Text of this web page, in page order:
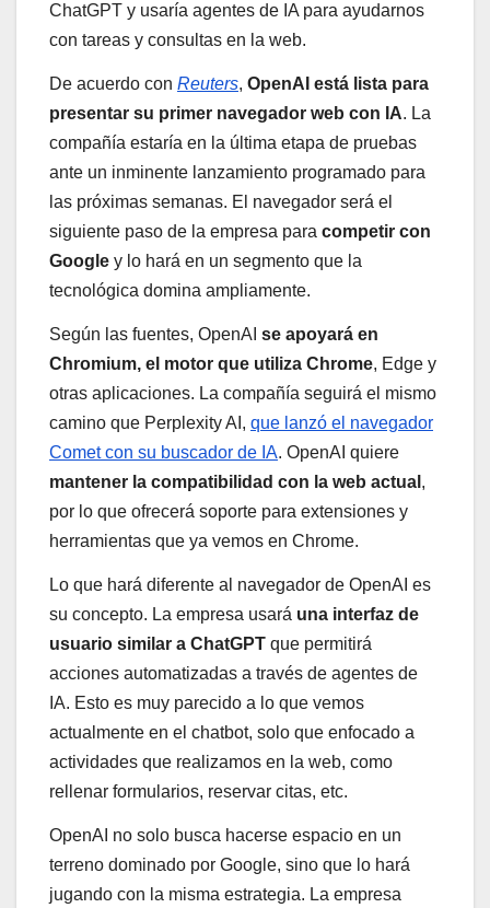
ChatGPT y usaría agentes de IA para ayudarnos
con tareas y consultas en la web.
De acuerdo con Reuters, OpenAI está lista para
presentar su primer navegador web con IA. La
compañía estaría en la última etapa de pruebas
ante un inminente lanzamiento programado para
las próximas semanas. El navegador será el
siguiente paso de la empresa para competir con
Google y lo hará en un segmento que la
tecnológica domina ampliamente.
Según las fuentes, OpenAI se apoyará en
Chromium, el motor que utiliza Chrome, Edge y
otras aplicaciones. La compañía seguirá el mismo
camino que Perplexity AI, que lanzó el navegador
Comet con su buscador de IA. OpenAI quiere
mantener la compatibilidad con la web actual ,
por lo que ofrecerá soporte para extensiones y
herramientas que ya vemos en Chrome.
Lo que hará diferente al navegador de OpenAI es
su concepto. La empresa usará una interfaz de
usuario similar a ChatGPT que permitirá
acciones automatizadas a través de agentes de
IA. Esto es muy parecido a lo que vemos
actualmente en el chatbot, solo que enfocado a
actividades que realizamos en la web, como
rellenar formularios, reservar citas, etc.
OpenAI no solo busca hacerse espacio en un
terreno dominado por Google, sino que lo hará
jugando con la misma estrategia. La empresa